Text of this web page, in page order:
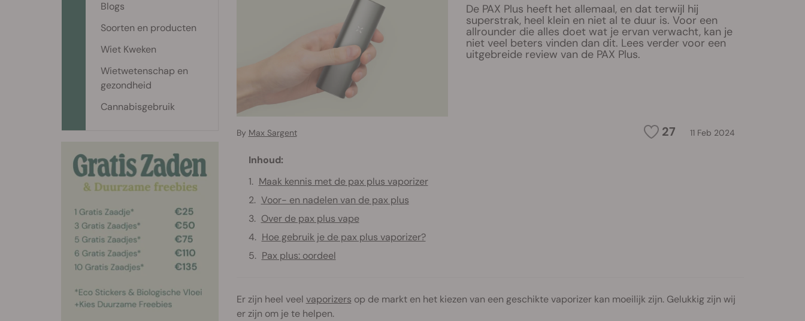
De PAX Plus heeft het allemaal, en dat terwijl hij
superstrak, heel klein en niet al te duur is. Voor een
allrounder die alles doet wat je ervan verwacht, kan je
niet veel beters vinden dan dit. Lees verder voor een
uitgebreide review van de PAX Plus.
27 11 Feb 2024
By Max Sargent
Inhoud:
Maak kennis met de pax plus vaporizer
Voor- en nadelen van de pax plus
Over de pax plus vape
Hoe gebruik je de pax plus vaporizer?
Pax plus: oordeel
Er zijn heel veel vaporizers op de markt en het kiezen van een geschikte vaporizer kan moeilijk zijn. Gelukkig zijn wij
er zijn om je te helpen.
Blogs
Soorten en producten
Wiet Kweken
Wietwetenschap en
gezondheid
Cannabisgebruik